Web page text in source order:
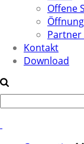
Offene
Partner
Kontakt
Download